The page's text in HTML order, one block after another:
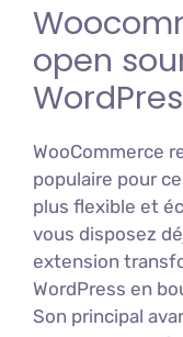
open
WooCommerce
populaire pour
plus flexible et
vous disposez
extension
WordPress en
Son principal